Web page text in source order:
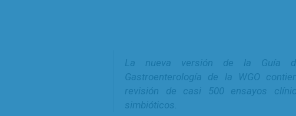
La nueva versión de la Guía
Gastroenterología de la WGO
revisión de casi 500 ensayos
simbióticos.